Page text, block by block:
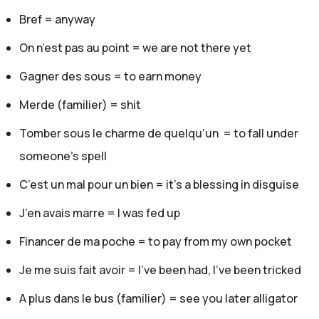
mettrai des liens mais pour des vidéos, pour que vous
voyiez. Mais ce n'est pas du tout la personne qu'on
Jérémy:
C'est rigolo parce que lorsqu'elle m'a contacté, elle ne
pas du tout. Non, c'est pas ça. C'est un très très très
très gros handicap.
Oui, effectivement, elle a... Cognitivement, c'est
fantastique. Elle peut parler, penser, réfléchir. Mais en
termes moteurs, elle est très très limitée
Bref = anyway
On n’est pas au point = we are not there yet
Gagner des sous = to earn money
Merde (familier) = shit
Tomber sous le charme de quelqu’un = to fall under
someone’s spell
C’est un mal pour un bien = it’s a blessing in disguise
J’en avais marre = I was fed up
Financer de ma poche = to pay from my own pocket
Je me suis fait avoir = I’ve been had, I’ve been tricked
A plus dans le bus (familier) = see you later alligator